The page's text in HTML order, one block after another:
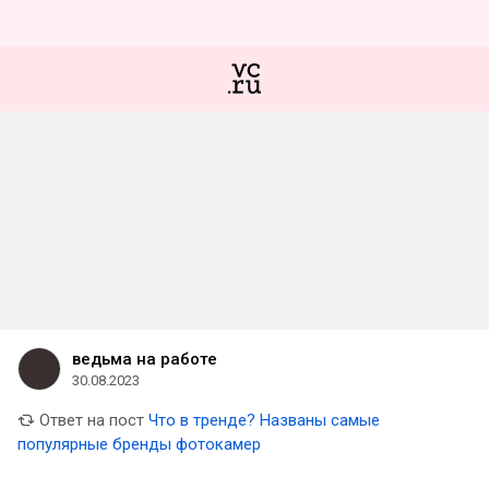
ведьма на работе
30.08.2023
Ответ на пост Что в тренде? Названы самые
популярные бренды фотокамер